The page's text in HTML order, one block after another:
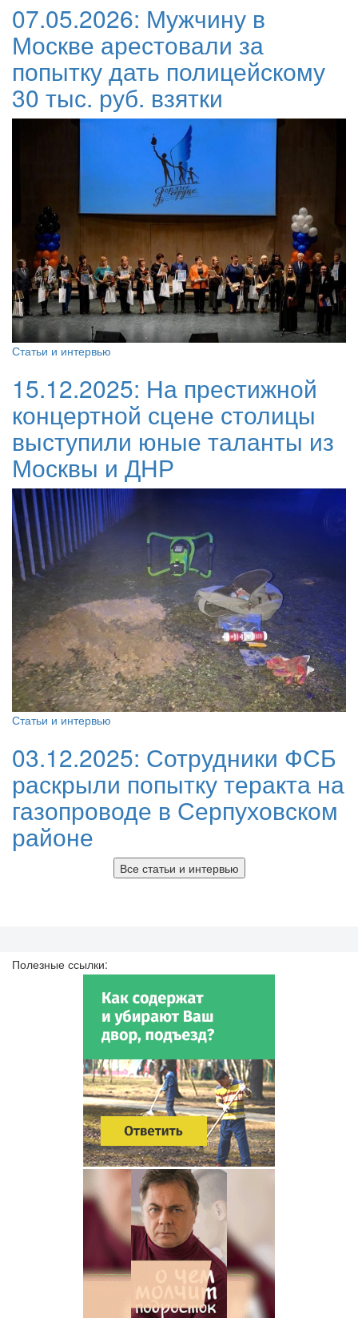
07.05.2026: Мужчину в
Москве арестовали за
попытку дать полицейскому
30 тыс. руб. взятки
Статьи и интервью
15.12.2025: На престижной
концертной сцене столицы
выступили юные таланты из
Москвы и ДНР
Статьи и интервью
03.12.2025: Сотрудники ФСБ
раскрыли попытку теракта на
газопроводе в Серпуховском
районе
Все статьи и интервью
Полезные ссылки: